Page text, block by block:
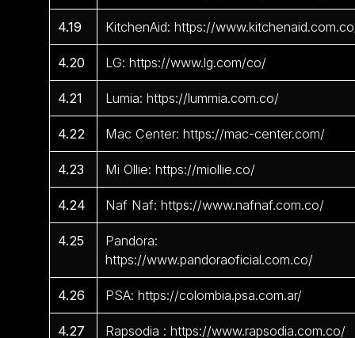
4.19 KitchenAid: https://
4.20 LG: https://www.lg.com/co/
4.21 Lumia: https://lummia.com.co/
4.22 Mac Center: https://mac-center.com/
4.23 Mi Ollie: https://miollie.co/
4.24 Naf Naf: https://www.nafnaf.com.co/
4.25
Pandora:
https://www.pandoraoficial.com.co/
4.26 PSA: https://colombia.psa.com.ar/
4.27 Rapsodia : https://www.rapsodia.com.co/